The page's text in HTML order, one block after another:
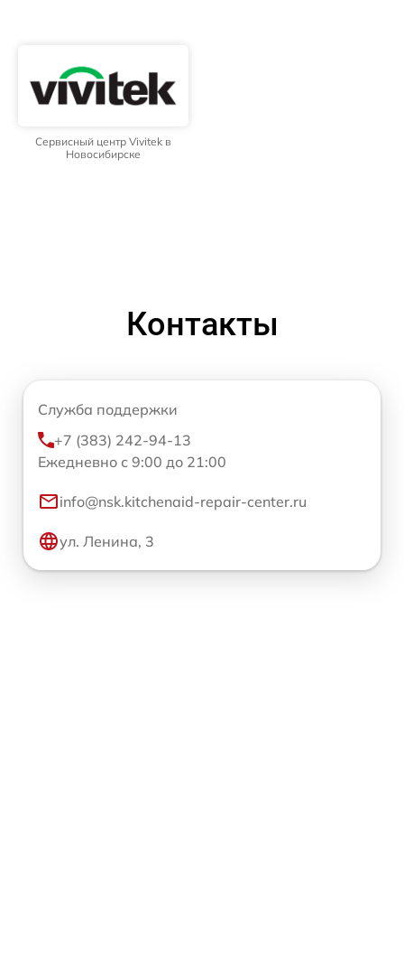
Сервисный центр Vivitek в
Новосибирске
Контакты
Служба поддержки
+7 (383) 242-94-13
Ежедневно с 9:00 до 21:00
info@nsk.kitchenaid-repair-center.ru
ул. Ленина, 3